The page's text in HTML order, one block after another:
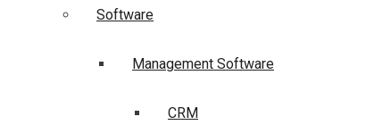
Software
Management Software
CRM